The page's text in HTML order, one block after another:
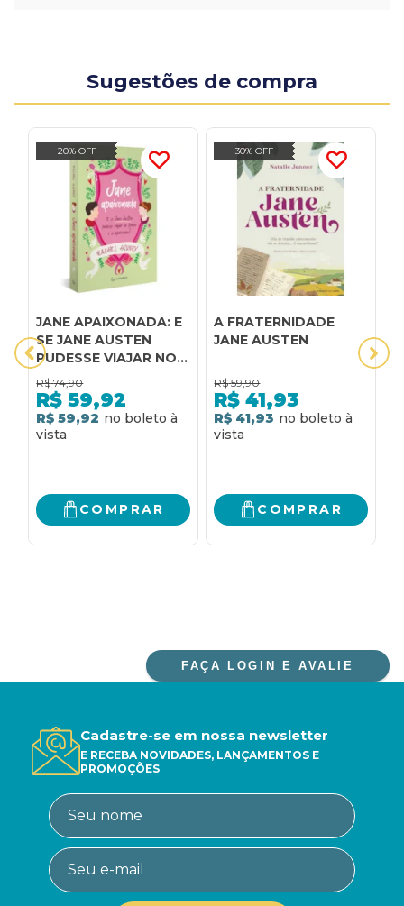
Sugestões de compra
20% OFF
JANE APAIXONADA: E
SE JANE AUSTEN
PUDESSE VIAJAR NO
TEMPO E SE
APAIXONAR?
R$ 74,90
R$ 59,92
R$ 59,92
COMPRAR
30% OFF
A FRATERNIDADE
JANE AUSTEN
R$ 59,90
R$ 41,93
R$ 41,93
COMPRAR
FAÇA LOGIN E AVALIE
Cadastre-se em nossa newsletter
E RECEBA NOVIDADES, LANÇAMENTOS E
PROMOÇÕES